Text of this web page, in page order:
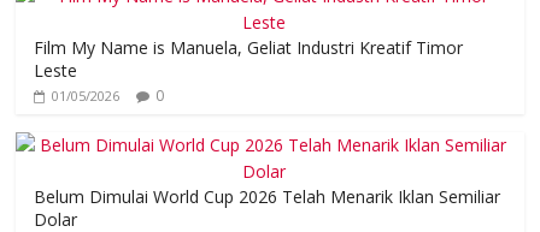
Film My Name is Manuela, Geliat Industri Kreatif Timor
Leste
01/05/2026 0
Belum Dimulai World Cup 2026 Telah Menarik Iklan Semiliar
Dolar